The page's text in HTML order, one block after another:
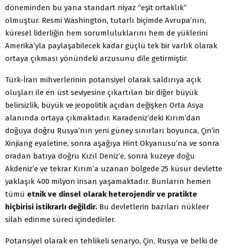
döneminden bu yana standart niyaz “eşit ortaklık”
olmuştur. Resmi Washington, tutarlı biçimde Avrupa’nın,
küresel liderliğin hem sorumluluklarını hem de yüklerini
Amerika’yla paylaşabilecek kadar güçlü tek bir varlık olarak
ortaya çıkması yönündeki arzusunu dile getirmiştir.
Türk-İran mihverlerinin potansiyel olarak saldırıya açık
oluşları ile en üst seviyesine çıkartılan bir diğer büyük
belirsizlik, büyük ve jeopolitik açıdan değişken Orta Asya
alanında ortaya çıkmaktadır. Karadeniz’deki Kırım’dan
doğuya doğru Rusya’nın yeni güney sınırları boyunca, Çin’in
Xinjiang eyaletine, sonra aşağıya Hint Okyanusu’na ve sonra
oradan batıya doğru Kızıl Deniz’e, sonra kuzeye doğu
Akdeniz’e ve tekrar Kırım’a uzanan bölgede 25 küsur devlette
yaklaşık 400 milyon insan yaşamaktadır. Bunların hemen
tümü etnik ve dinsel olarak heterojendir ve pratikte
hiçbirisi istikrarlı değildir. Bu devletlerin bazıları nükleer
silah edinme süreci içindedirler.
Potansiyel olarak en tehlikeli senaryo, Çin, Rusya ve belki de